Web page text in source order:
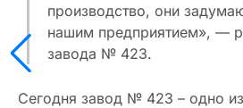
производство, они
нашим предприятием», —
завода № 423.
Сегодня завод № 423 – одно